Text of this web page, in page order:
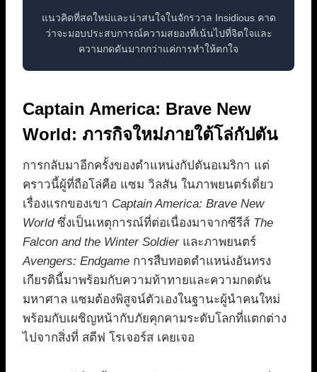
แนวคิดที่สดใหม่และน่าสนใจในจักรวาล Insidious คาด
ว่าจะมอบประสบการณ์ความสยองที่เน้นไปที่จิตใจและ
ความกดดันมากกว่าแค่การทำให้ตกใจ
Captain America: Brave New
World: ภารกิจใหม่ภายใต้โล่กัปตัน
การกลับมาอีกครั้งของตำแหน่งกัปตันอเมริกา แต่
คราวนี้ผู้ที่ถือโล่คือ แซม วิลสัน ในภาพยนตร์เดี่ยว
เรื่องแรกของเขา Captain America: Brave New
Worldซึ่งเป็นเหตุการณ์ที่ต่อเนื่องมาจากซีรีส์ The
Falcon and the Winter Soldierและภาพยนตร์
Avengers: Endgame การสืบทอดตำแหน่งอันทรง
เกียรตินี้มาพร้อมกับความท้าทายและความกดดัน
มหาศาล แซมต้องพิสูจน์ตัวเองในฐานะผู้นำคนใหม่
พร้อมกับเผชิญหน้ากับภัยคุกคามระดับโลกที่แตกต่าง
ไปจากสิ่งที่ สตีฟ โรเจอร์ส เคยเจอ